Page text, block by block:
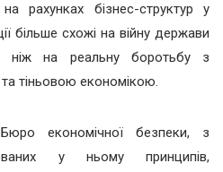
рахунках бізнес-структур у
більше схожі на війну держави
на реальну боротьбу з
тіньовою економікою.
економічної безпеки, з
у ньому принципів,